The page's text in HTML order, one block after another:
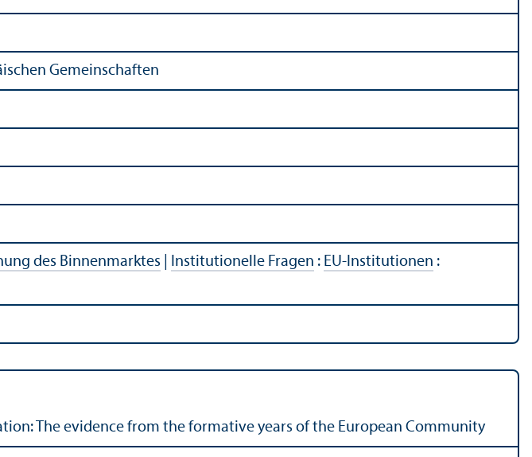
Gemeinschaften
des Binnenmarktes Institutionelle Fragen : EU-Institutionen :
The evidence from the formative years of the European Community